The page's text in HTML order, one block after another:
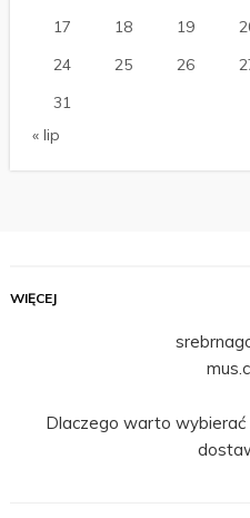
17
18 19
24
25 26
31
« lip
WIĘCEJ
Dlaczego warto